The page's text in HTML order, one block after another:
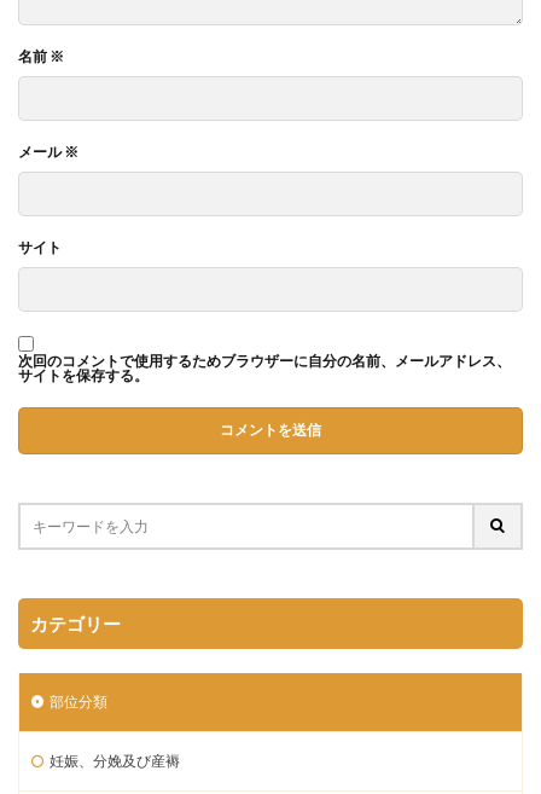
名前 ※
メール※
サイト
次回のコメントで使用するためブラウザーに自分の名前、メールアドレス、
サイトを保存する。
カテゴリー
部位分類
妊娠、分娩及び産褥